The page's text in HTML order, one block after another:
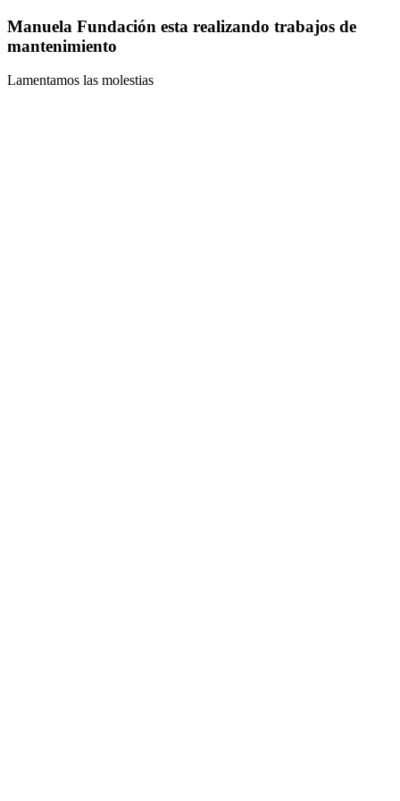
Manuela Fundación esta realizando trabajos de
mantenimiento
Lamentamos las molestias